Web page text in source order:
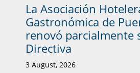
La Asociación
Gastronómica de
renovó parcialmente
Directiva
3 August, 2026